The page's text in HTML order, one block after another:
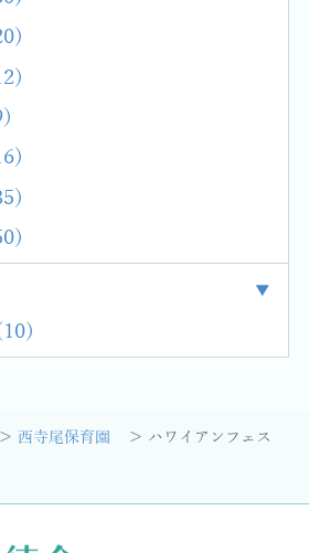
西寺尾保育園 ハワイアンフェス